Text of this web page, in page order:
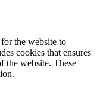
the website to
cookies that ensures
the website. These